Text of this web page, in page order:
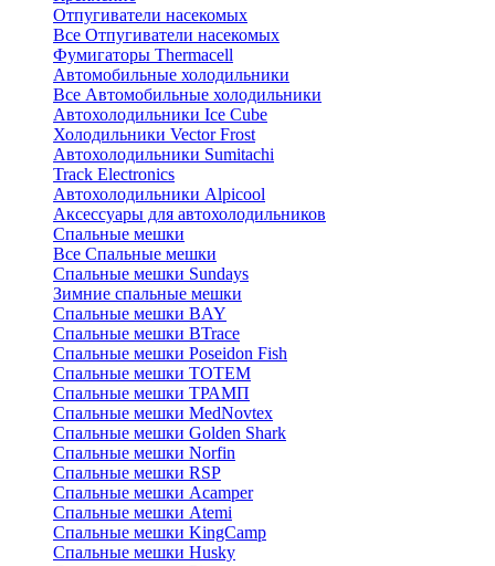
Отпугиватели насекомых
Все Отпугиватели насекомых
Фумигаторы Thermacell
Автомобильные холодильники
Все Автомобильные холодильники
Автохолодильники Ice Cube
Холодильники Vector Frost
Автохолодильники Sumitachi
Track Electronics
Автохолодильники Alpicool
Аксессуары для автохолодильников
Спальные мешки
Все Спальные мешки
Спальные мешки Sundays
Зимние спальные мешки
Спальные мешки BAY
Спальные мешки BTrace
Спальные мешки Poseidon Fish
Спальные мешки ТОТЕМ
Спальные мешки ТРАМП
Cпальные мешки MedNovtex
Спальные мешки Golden Shark
Спальные мешки Norfin
Спальные мешки RSP
Спальные мешки Acamper
Спальные мешки Atemi
Спальные мешки KingCamp
Спальные мешки Husky